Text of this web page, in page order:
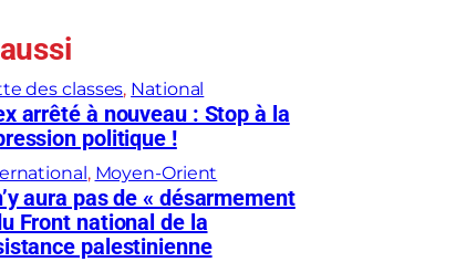
des classes, National
arrêté à nouveau : Stop à la
politique !
, Moyen-Orient
aura pas de « désarmement
Front national de la
palestinienne